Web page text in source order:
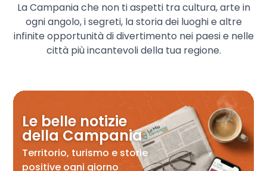
La Campania che non ti aspetti tra cultura, arte in
ogni angolo, i segreti, la storia dei luoghi e altre
infinite opportunità di divertimento nei paesi e nelle
città più incantevoli della tua regione.
Le belle notizie
della Campania
Territorio, turismo e storie
positive ogni giorno